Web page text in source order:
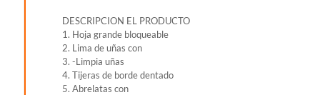
DESCRIPCION EL PRODUCTO
1. Hoja grande bloqueable
2. Lima de uñas con
3. -Limpia uñas
4. Tijeras de borde dentado
5. Abrelatas con